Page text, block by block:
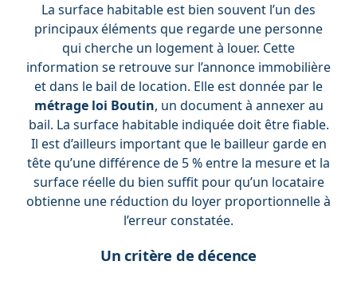
La surface habitable est bien souvent l’un des
principaux éléments que regarde une personne
qui cherche un logement à louer. Cette
information se retrouve sur l’annonce immobilière
et dans le bail de location. Elle est donnée par le
métrage loi Boutin, un document à annexer au
bail. La surface habitable indiquée doit être fiable.
Il est d’ailleurs important que le bailleur garde en
tête qu’une différence de 5 % entre la mesure et la
surface réelle du bien suffit pour qu’un locataire
obtienne une réduction du loyer proportionnelle à
l’erreur constatée.
Un critère de décence